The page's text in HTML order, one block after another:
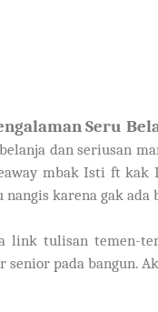
Seru
dan seriusan
mbak Isti ft kak
karena gak ada
tulisan temen-
senior pada bangun.